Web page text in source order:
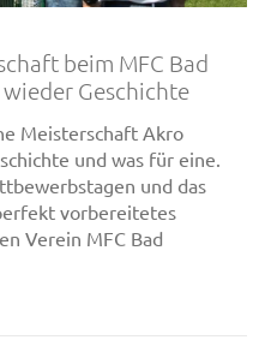
beim MFC Bad
Geschichte
Meisterschaft Akro
und was für eine.
und das
vorbereitetes
Verein MFC Bad